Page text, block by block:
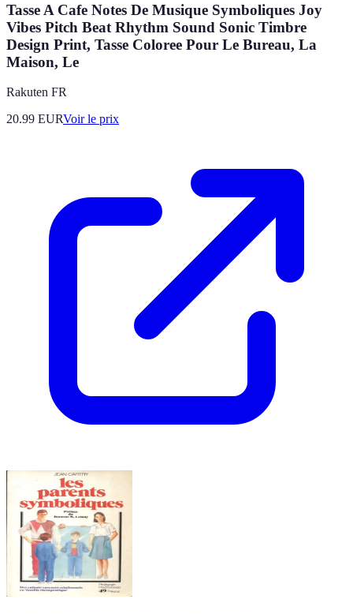
Tasse A Cafe Notes De Musique Symboliques Joy
Vibes Pitch Beat Rhythm Sound Sonic Timbre
Design Print, Tasse Coloree Pour Le Bureau, La
Maison, Le
Rakuten FR
20.99 EURVoir le prix